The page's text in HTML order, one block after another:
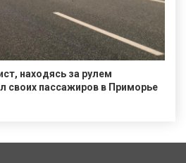
находясь за рулем
своих пассажиров в Приморье